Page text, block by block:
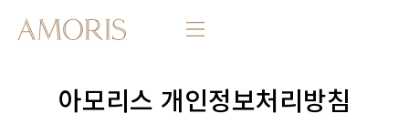
아모리스 개인정보처리방침